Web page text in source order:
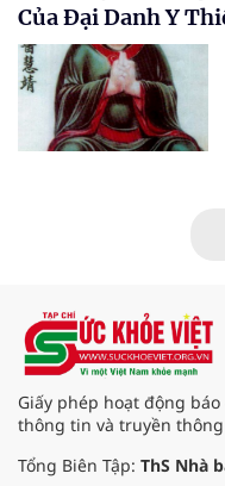
Của Đại Danh Y
Giấy phép hoạt động báo
thông tin và truyền
Tổng Biên Tập: ThS Nhà